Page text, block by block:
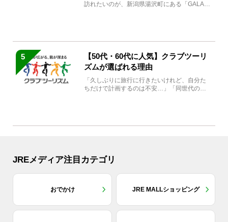
訪れたいのが、新潟県湯沢町にある「GALA湯
5
【50代・60代に人気】クラブツーリ
ズムが選ばれる理由
「久しぶりに旅行に行きたいけれど、自分た
ちだけで計画するのは不安…」「同世代の方
JREメディア注目カテゴリ
おでかけ JRE MALLショッピング